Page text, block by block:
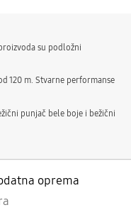
su podložni
120 m. Stvarne performanse
punjač bele boje i bežični
oprema